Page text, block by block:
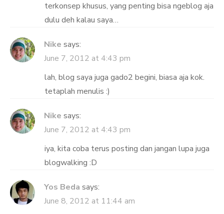
terkonsep khusus, yang penting bisa ngeblog aja
dulu deh kalau saya…
Nike says:
June 7, 2012 at 4:43 pm
lah, blog saya juga gado2 begini, biasa aja kok.
tetaplah menulis :)
Nike says:
June 7, 2012 at 4:43 pm
iya, kita coba terus posting dan jangan lupa juga
blogwalking :D
Yos Beda says:
June 8, 2012 at 11:44 am